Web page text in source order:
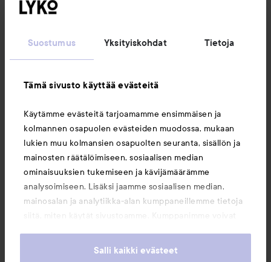
Suostumus Yksityiskohdat Tietoja
Tämä sivusto käyttää evästeitä
Käytämme evästeitä tarjoamamme ensimmäisen ja
kolmannen osapuolen evästeiden muodossa, mukaan
lukien muu kolmansien osapuolten seuranta, sisällön ja
mainosten räätälöimiseen, sosiaalisen median
ominaisuuksien tukemiseen ja kävijämäärämme
analysoimiseen. Lisäksi jaamme sosiaalisen median,
mainosalan ja analytiikka-alan kumppaneillemme tietoja
heille tai joita on kerätty, kun olet käyttänyt heidän
Salli kaikki evästeet
Seuraa meitä
Asiakaspalvelu
Tietoja
Saattaisit myös tykätä